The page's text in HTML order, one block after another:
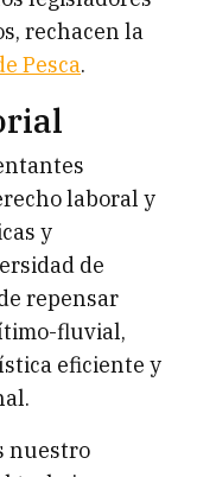
rechacen la
Pesca.
laboral y
y
de
repensar
fluvial,
eficiente y
nuestro